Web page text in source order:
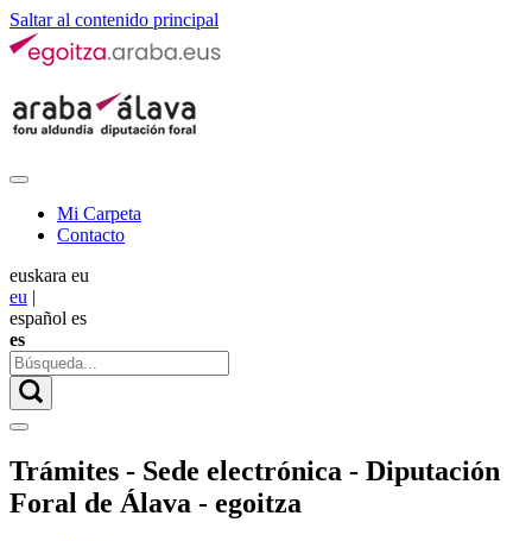
Saltar al contenido principal
Mi Carpeta
Contacto
euskara eu
eu |
español es
es
Trámites - Sede electrónica - Diputación
Foral de Álava - egoitza